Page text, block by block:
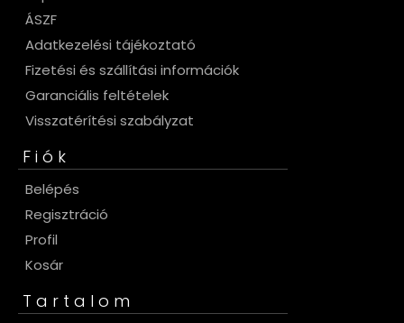
ÁSZF
Adatkezelési tájékoztató
Fizetési és szállítási információk
Garanciális feltételek
Visszatérítési szabályzat
Fiók
Belépés
Regisztráció
Profil
Kosár
Tartalom